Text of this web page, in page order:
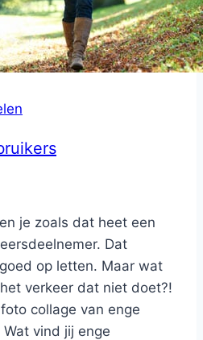
je zoals dat heet een
Dat
op letten. Maar wat
verkeer dat niet doet?!
collage van enge
vind jij enge